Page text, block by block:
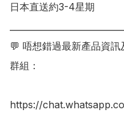
日本直送約3-4星期
💬 唔想錯過最新產品資
群組：
https://